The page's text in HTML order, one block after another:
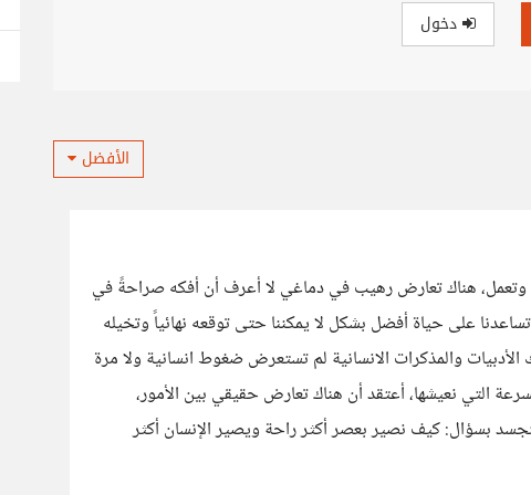
دخول
الأفضل
وتعمل، هناك تعارض رهيب في دماغي لا أعرف أن أفكه صراحةً في
على حياة أفضل بشكل لا يمكننا حتى توقعه نهائياً وتخيله
والمذكرات الانسانية لم تستعرض ضغوط انسانية ولا مرة
التي نعيشها، أعتقد أن هناك تعارض حقيقي بين الأمور،
بسؤال: كيف نصير بعصر أكثر راحة ويصير الإنسان أكثر